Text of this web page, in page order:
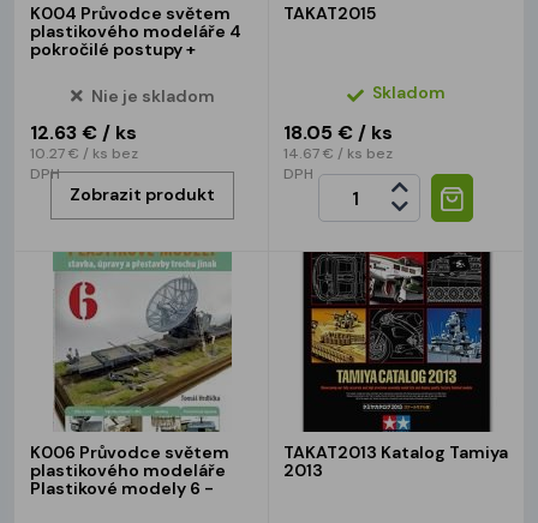
K004 Průvodce světem
plastikového modeláře 4
pokročilé postupy +
Nie je skladom
12.63 € / ks
10.27 € / ks bez
DPH
Zobrazit produkt
TAKAT2015
Skladom
18.05 € / ks
14.67 € / ks bez
DPH
K006 Průvodce světem
plastikového modeláře
Plastikové modely 6 -
TAKAT2013 Katalog Tamiya
2013